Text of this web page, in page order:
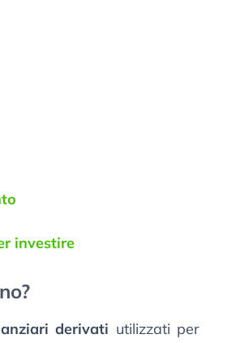
investire
derivati utilizzati per